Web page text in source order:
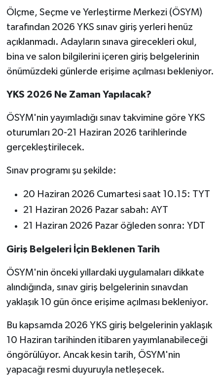
Ölçme, Seçme ve Yerleştirme Merkezi (ÖSYM)
tarafından 2026 YKS sınav giriş yerleri henüz
açıklanmadı. Adayların sınava girecekleri okul,
bina ve salon bilgilerini içeren giriş belgelerinin
önümüzdeki günlerde erişime açılması bekleniyor.
YKS 2026 Ne Zaman Yapılacak?
ÖSYM'nin yayımladığı sınav takvimine göre YKS
oturumları 20-21 Haziran 2026 tarihlerinde
gerçekleştirilecek.
Sınav programı şu şekilde:
20 Haziran 2026 Cumartesi saat 10.15: TYT
21 Haziran 2026 Pazar sabah: AYT
21 Haziran 2026 Pazar öğleden sonra: YDT
Giriş Belgeleri İçin Beklenen Tarih
ÖSYM'nin önceki yıllardaki uygulamaları dikkate
alındığında, sınav giriş belgelerinin sınavdan
yaklaşık 10 gün önce erişime açılması bekleniyor.
Bu kapsamda 2026 YKS giriş belgelerinin yaklaşık
10 Haziran tarihinden itibaren yayımlanabileceği
öngörülüyor. Ancak kesin tarih, ÖSYM'nin
yapacağı resmi duyuruyla netleşecek.